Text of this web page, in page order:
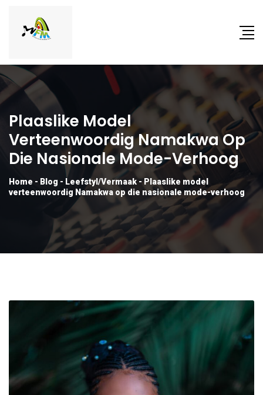
Plaaslike Model
Verteenwoordig Namakwa Op
Die Nasionale Mode-Verhoog
Home - Blog - Leefstyl/Vermaak -Plaaslike model
verteenwoordig Namakwa op die nasionale mode-verhoog